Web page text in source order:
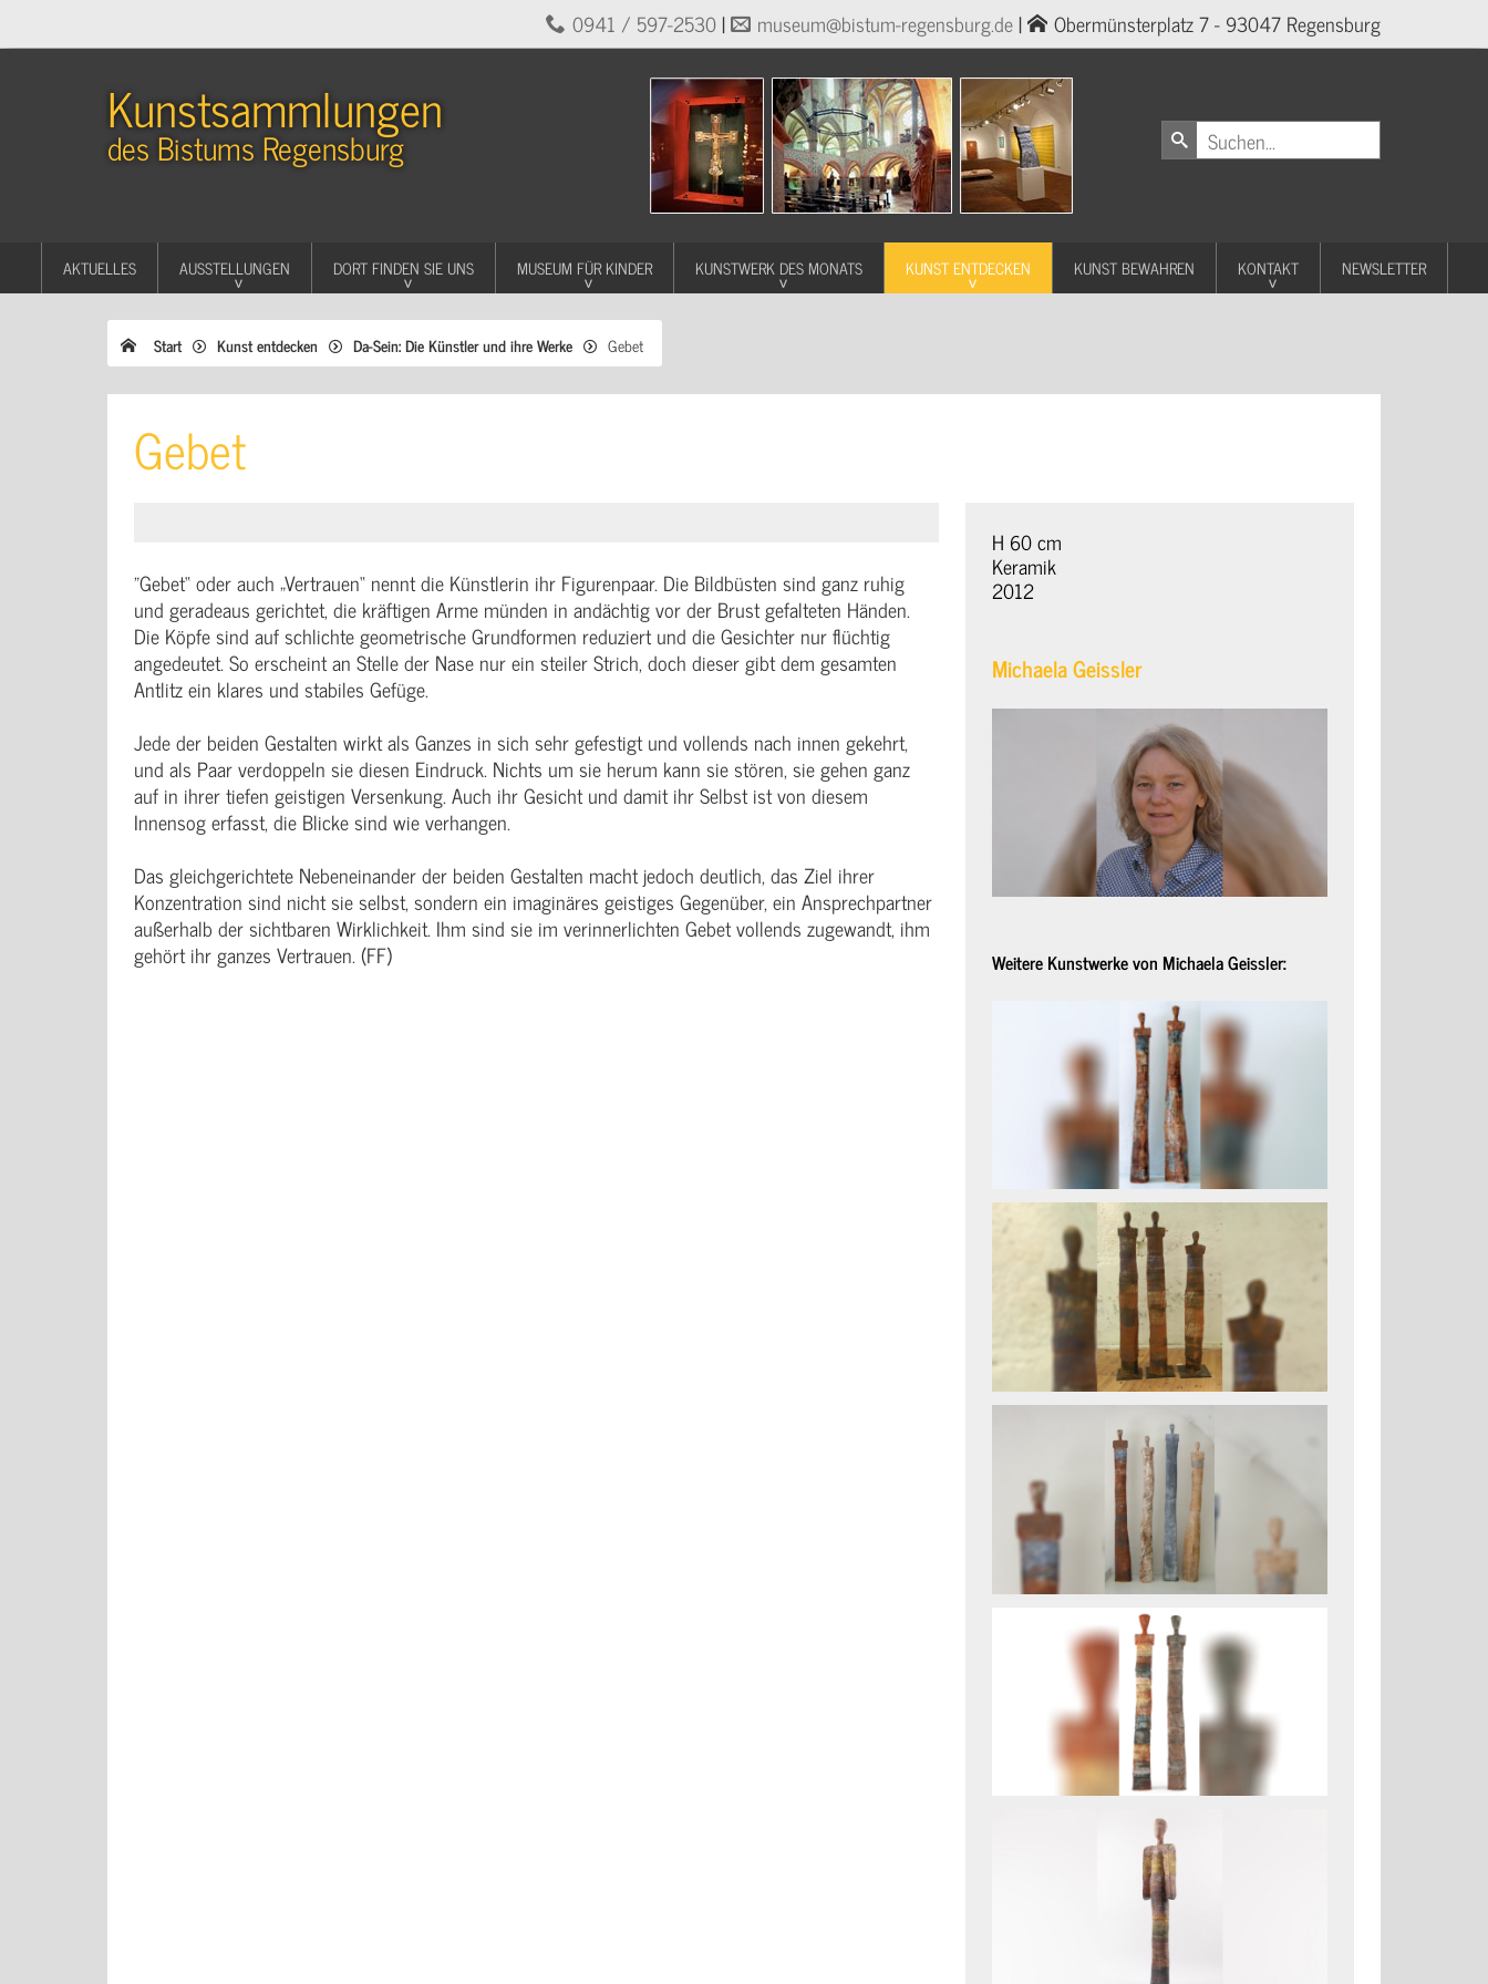
0941 / 597-2530| museum@bistum-regensburg.de| Obermünsterplatz 7 - 93047 Regensburg
Kunstsammlungen
des Bistums Regensburg
AKTUELLES AUSSTELLUNGEN DORT FINDEN SIE UNS MUSEUM FÜR KINDER KUNSTWERK DES MONATS KUNST ENTDECKEN KUNST BEWAHREN KONTAKT NEWSLETTER
Start Kunst entdecken Da-Sein: Die Künstler und ihre Werke Gebet
Gebet
"Gebet“ oder auch „Vertrauen“ nennt die Künstlerin ihr Figurenpaar. Die Bildbüsten sind ganz ruhig
und geradeaus gerichtet, die kräftigen Arme münden in andächtig vor der Brust gefalteten Händen.
Die Köpfe sind auf schlichte geometrische Grundformen reduziert und die Gesichter nur flüchtig
angedeutet. So erscheint an Stelle der Nase nur ein steiler Strich, doch dieser gibt dem gesamten
Antlitz ein klares und stabiles Gefüge.
Jede der beiden Gestalten wirkt als Ganzes in sich sehr gefestigt und vollends nach innen gekehrt,
und als Paar verdoppeln sie diesen Eindruck. Nichts um sie herum kann sie stören, sie gehen ganz
auf in ihrer tiefen geistigen Versenkung. Auch ihr Gesicht und damit ihr Selbst ist von diesem
Innensog erfasst, die Blicke sind wie verhangen.
Das gleichgerichtete Nebeneinander der beiden Gestalten macht jedoch deutlich, das Ziel ihrer
Konzentration sind nicht sie selbst, sondern ein imaginäres geistiges Gegenüber, ein Ansprechpartner
außerhalb der sichtbaren Wirklichkeit. Ihm sind sie im verinnerlichten Gebet vollends zugewandt, ihm
gehört ihr ganzes Vertrauen. (FF)
H 60 cm
Keramik
2012
Michaela Geissler
Weitere Kunstwerke von Michaela Geissler: